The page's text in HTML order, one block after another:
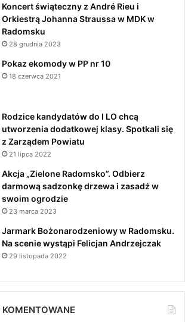
Koncert świąteczny z André Rieu i
Orkiestrą Johanna Straussa w MDK w
Radomsku
28 grudnia 2023
Pokaz ekomody w PP nr 10
18 czerwca 2021
Rodzice kandydatów do I LO chcą
utworzenia dodatkowej klasy. Spotkali się
z Zarządem Powiatu
21 lipca 2022
Akcja „Zielone Radomsko”. Odbierz
darmową sadzonkę drzewa i zasadź w
swoim ogrodzie
23 marca 2023
Jarmark Bożonarodzeniowy w Radomsku.
Na scenie wystąpi Felicjan Andrzejczak
29 listopada 2022